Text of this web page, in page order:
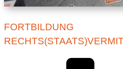
FORTBILDUNG